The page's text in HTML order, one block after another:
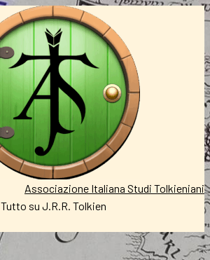
Associazione Italiana Studi Tolkieniani
Tutto su J.R.R. Tolkien